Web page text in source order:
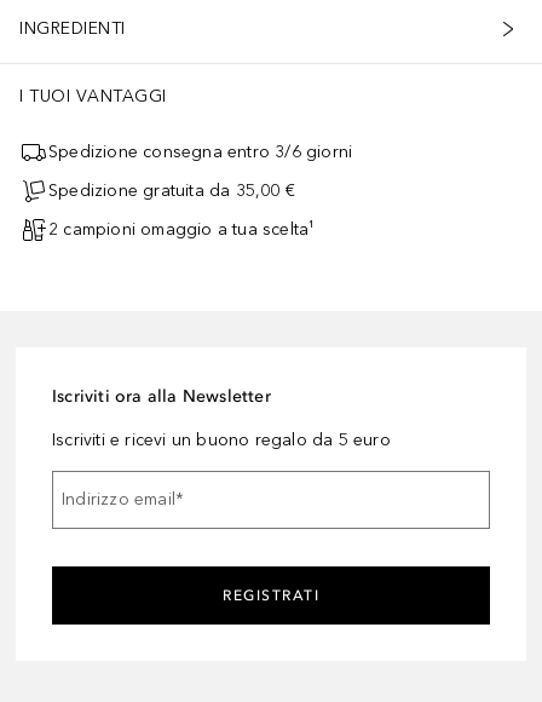
INGREDIENTI
I TUOI VANTAGGI
Spedizione consegna entro 3/6 giorni
Spedizione gratuita da 35,00 €
2 campioni omaggio a tua scelta¹
Iscriviti ora alla Newsletter
Iscriviti e ricevi un buono regalo da 5 euro
Indirizzo email*
REGISTRATI